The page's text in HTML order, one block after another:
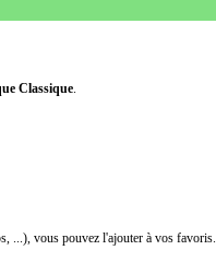
Classique.
...), vous pouvez l'ajouter à vos favoris.